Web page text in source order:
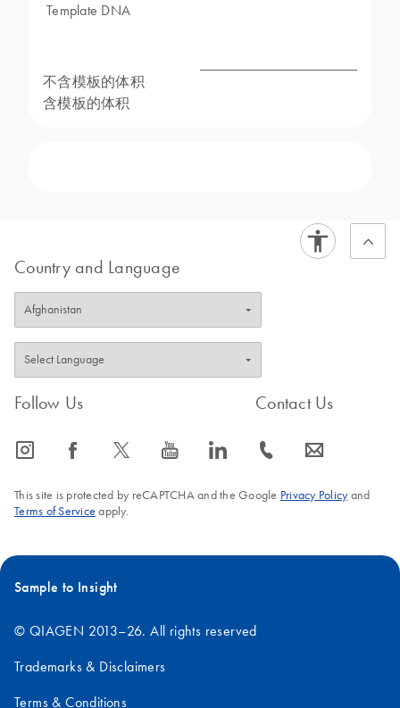
Template DNA
不含模板的体积
含模板的体积
Country and Language
Follow Us
icon_0065_instagram-s icon_0064_facebook-s icon_0340_cc_gen_x-s icon_0077_youtube-s icon_0066_linkedin-s
Contact Us
icon_0072_phone-s icon_0063_envelope-s
This site is protected by reCAPTCHA and the Google Privacy Policyand
Terms of Service apply.
Sample to Insight
© QIAGEN 2013–26. All rights reserved
Trademarks & Disclaimers
Terms & Conditions